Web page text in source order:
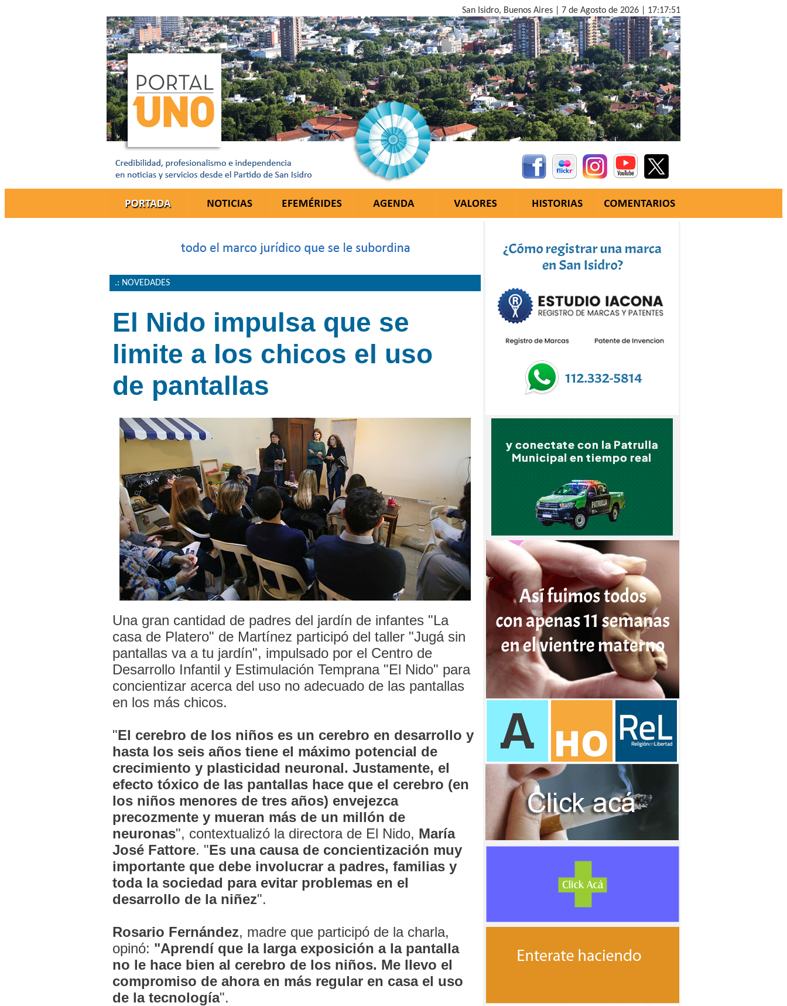
San Isidro, Buenos Aires | 7 de Agosto de 2026 | 17:17:52
.: NOVEDADES
El Nido impulsa que se
limite a los chicos el uso
de pantallas
Una gran cantidad de padres del jardín de infantes "La
casa de Platero" de Martínez participó del taller "Jugá sin
pantallas va a tu jardín", impulsado por el Centro de
Desarrollo Infantil y Estimulación Temprana "El Nido" para
concientizar acerca del uso no adecuado de las pantallas
en los más chicos.
"El cerebro de los niños es un cerebro en desarrollo y
hasta los seis años tiene el máximo potencial de
crecimiento y plasticidad neuronal. Justamente, el
efecto tóxico de las pantallas hace que el cerebro (en
los niños menores de tres años) envejezca
precozmente y mueran más de un millón de
neuronas", contextualizó la directora de El Nido, María
José Fattore. "Es una causa de concientización muy
importante que debe involucrar a padres, familias y
toda la sociedad para evitar problemas en el
desarrollo de la niñez".
Rosario Fernández, madre que participó de la charla,
opinó: "Aprendí que la larga exposición a la pantalla
no le hace bien al cerebro de los niños. Me llevo el
compromiso de ahora en más regular en casa el uso
de la tecnología".